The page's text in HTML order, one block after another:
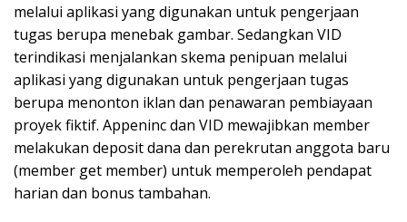
melalui aplikasi yang digunakan untuk pengerjaan
tugas berupa menebak gambar. Sedangkan VID
terindikasi menjalankan skema penipuan melalui
aplikasi yang digunakan untuk pengerjaan tugas
berupa menonton iklan dan penawaran pembiayaan
proyek fiktif. Appeninc dan VID mewajibkan member
melakukan deposit dana dan perekrutan anggota baru
(member get member) untuk memperoleh pendapat
harian dan bonus tambahan.